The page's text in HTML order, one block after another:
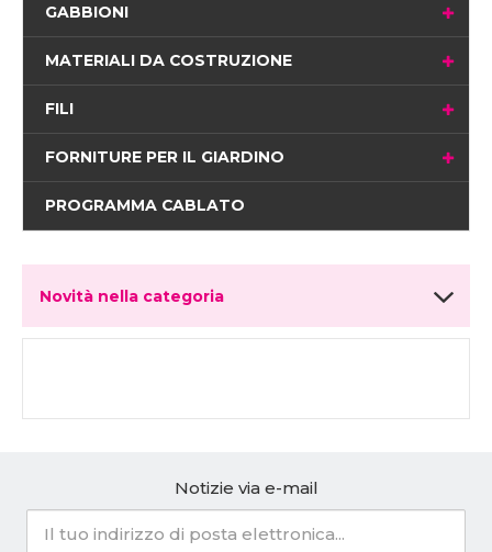
GABBIONI
MATERIALI DA COSTRUZIONE
FILI
FORNITURE PER IL GIARDINO
PROGRAMMA CABLATO
Novità nella categoria
Notizie via e-mail